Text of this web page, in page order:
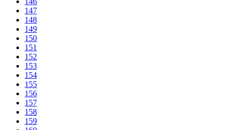
147
148
149
150
151
152
153
154
155
156
157
158
159